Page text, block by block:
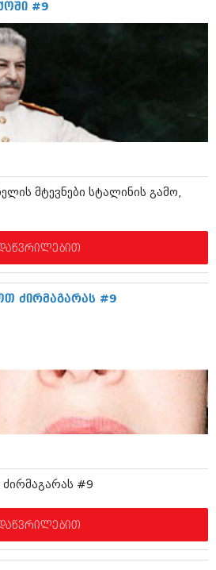
(243)
(212)
(231)
(261)
(205)
(207)
(207)
(257)
(224)
(250)
#9
მტევნები სტალინის გამო,
ძირმაგარას #9
#9